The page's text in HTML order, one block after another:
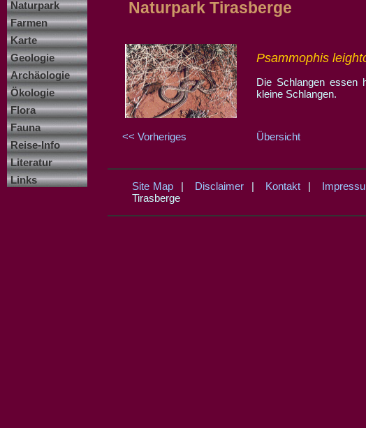
Naturpark
Farmen
Karte
Geologie
Archäologie
Ökologie
Flora
Fauna
Reise-Info
Literatur
Links
Naturpark Tirasberge
Psammophis
Die Schlangen essen
kleine Schlangen.
<< Vorheriges Übersicht
Site Map Disclaimer Kontakt|
Tirasberge